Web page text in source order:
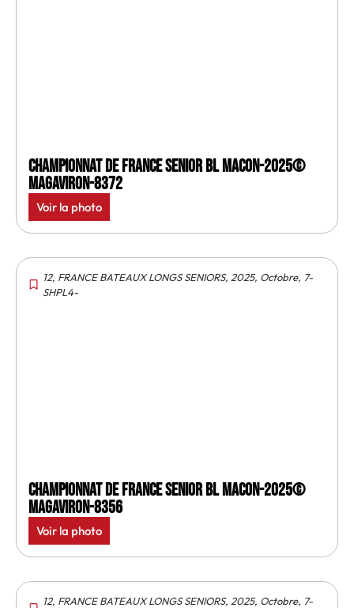
Championnat de France senior BL Macon-2025©
MagAviron-8372
Voir la photo
12, FRANCE BATEAUX LONGS SENIORS, 2025, Octobre, 7-
SHPL4-
Championnat de France senior BL Macon-2025©
MagAviron-8356
Voir la photo
12, FRANCE BATEAUX LONGS SENIORS, 2025, Octobre, 7-